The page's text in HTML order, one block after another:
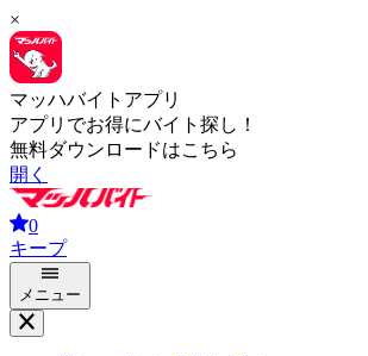
×
マッハバイトアプリ
アプリでお得にバイト探し！
無料ダウンロードはこちら
開く
0
キープ
メニュー